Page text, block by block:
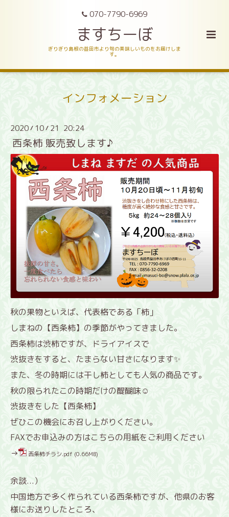
070-7790-6969
ますちーぼ
ぎりぎり島根の益田市より旬の美味しいものをお届けしま
す。
インフォメーション
2020/ 10/ 21 20:24
西条柿 販売致します♪
秋の果物といえば、代表格である「柿」
しまねの【西条柿】の季節がやってきました。
西条柿は渋柿ですが、ドライアイスで
渋抜きをすると、 たまらない甘さになります✨
また、冬の時期には干し柿としても人気の商品です。
秋の限られたこの時期だけの醍醐味☺
渋抜きをした【西条柿】
ぜひこの機会にお召し上がりください。
FAXでお申込みの方はこちらの用紙をご利用ください
→
西条柿チラシ.pdf (0.66MB)
余談...）
中国地方で多く作られている西条柿ですが、他県のお客
様にお送りしたところ、